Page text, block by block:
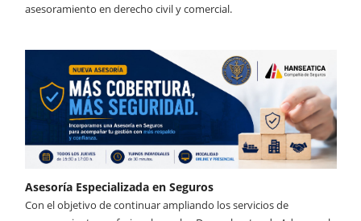
asesoramiento en derecho civil y comercial.
Asesoría Especializada en Seguros
Con el objetivo de continuar ampliando los servicios de